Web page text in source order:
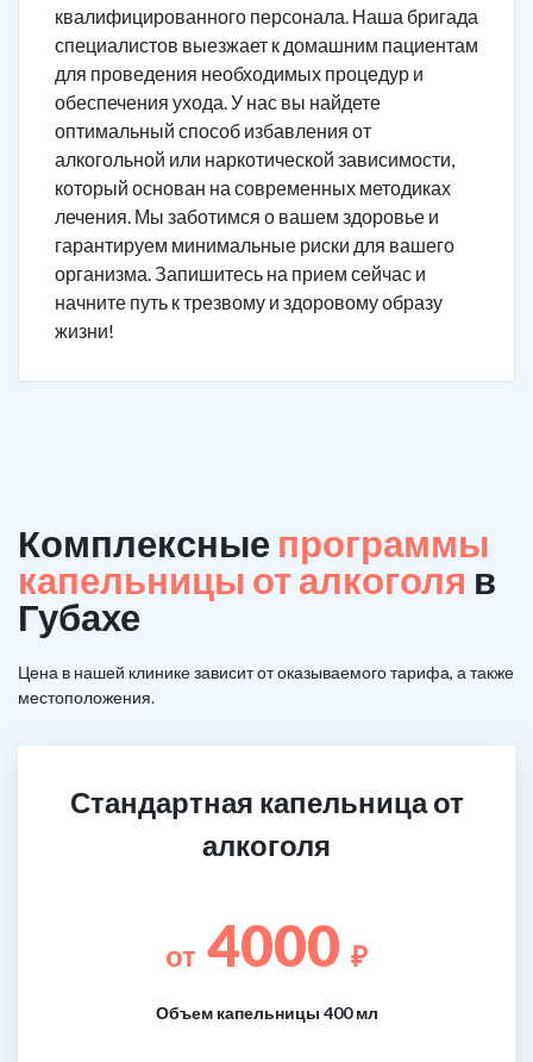
квалифицированного персонала. Наша бригада
специалистов выезжает к домашним пациентам
для проведения необходимых процедур и
обеспечения ухода. У нас вы найдете
оптимальный способ избавления от
алкогольной или наркотической зависимости,
который основан на современных методиках
лечения. Мы заботимся о вашем здоровье и
гарантируем минимальные риски для вашего
организма. Запишитесь на прием сейчас и
начните путь к трезвому и здоровому образу
жизни!
Комплексные программы
капельницы от алкоголя в
Губахе
Цена в нашей клинике зависит от оказываемого тарифа, а также
местоположения.
Стандартная капельница от
алкоголя
от 4000 ₽
Объем капельницы 400 мл